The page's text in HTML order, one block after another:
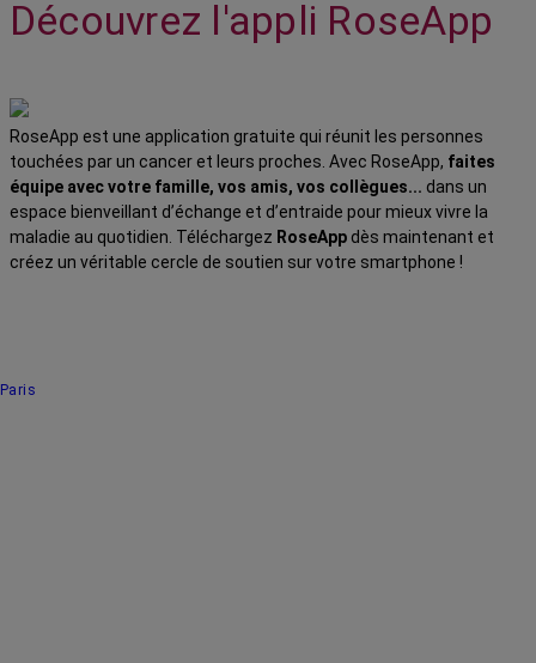
Découvrez l'appli RoseApp
RoseApp est une application gratuite qui réunit les personnes
touchées par un cancer et leurs proches. Avec RoseApp, faites
équipe avec votre famille, vos amis, vos collègues... dans un
espace bienveillant d’échange et d’entraide pour mieux vivre la
maladie au quotidien. Téléchargez RoseApp dès maintenant et
créez un véritable cercle de soutien sur votre smartphone !
Paris